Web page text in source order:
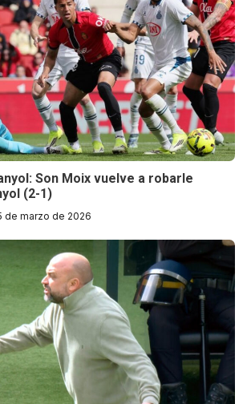
Son Moix vuelve a robarle
(2-1)
de marzo de 2026